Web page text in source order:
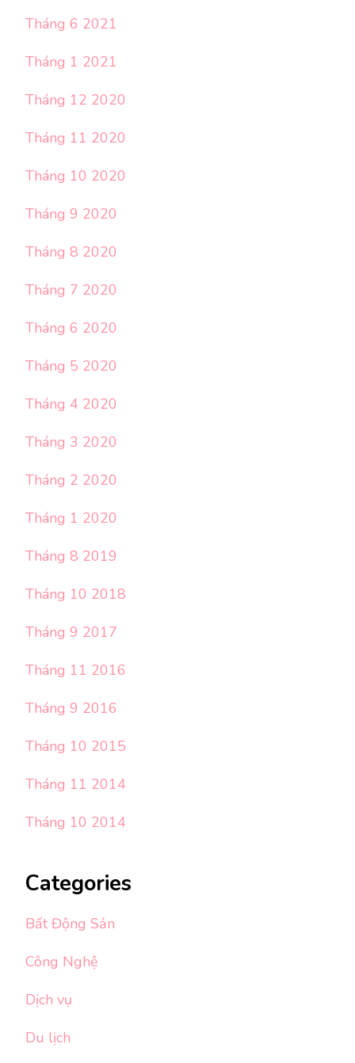
Tháng 6 2021
Tháng 1 2021
Tháng 12 2020
Tháng 11 2020
Tháng 10 2020
Tháng 9 2020
Tháng 8 2020
Tháng 7 2020
Tháng 6 2020
Tháng 5 2020
Tháng 4 2020
Tháng 3 2020
Tháng 2 2020
Tháng 1 2020
Tháng 8 2019
Tháng 10 2018
Tháng 9 2017
Tháng 11 2016
Tháng 9 2016
Tháng 10 2015
Tháng 11 2014
Tháng 10 2014
Categories
Bất Động Sản
Công Nghệ
Dịch vụ
Du lịch